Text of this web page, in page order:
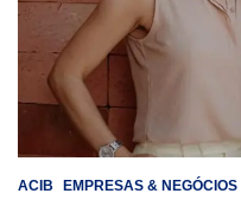
ACIB EMPRESAS & NEGÓCIOS